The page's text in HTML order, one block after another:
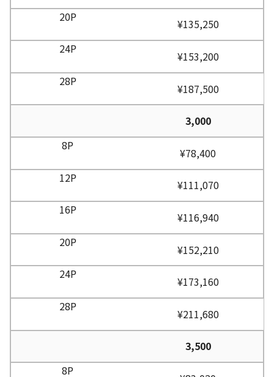
¥135,250
¥153,200
¥187,500
3,000
¥78,400
¥111,070
¥116,940
¥152,210
¥173,160
¥211,680
3,500